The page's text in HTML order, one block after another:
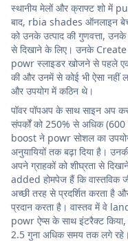
स्थानीय मेलों और क्राफ्ट शो में
बाद, rbia shades ऑनलाइन
को उनके उत्पाद की गुणवत्ता,
से दिखाने के लिए। उनके Create ने
powr स्लाइडर खोजने से पहले
की और उनमें से कोई भी ऐसा नहीं
और उपयोग में कठिन थे।
पॉवर पॉपअप के साथ साइन
संपर्कों को 250% से अधिक
boost ने powr सोशल का
अनुयायियों तक बढ़ा दिया है।
अपने ग्राहकों को शीघ्रता से
added होमपेज हैं कि वास्तविक
अच्छी तरह से प्रदर्शित करता है
प्रदान करता है। वास्तव में वे
powr ऐप्स के साथ इंटरैक्ट किया,
2.5 गुना अधिक समय तक लगे रहे।